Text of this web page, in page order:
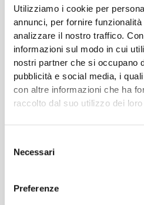
Utilizziamo i cookie per
annunci, per fornire
analizzare il nostro traffico.
informazioni sul modo in cui
nostri partner che si occupano
pubblicità e social media, i
con altre informazioni che ha
raccolto dal suo utilizzo dei
delNecessari
Preferenze
Totale libertà di
comoda e rilassata per un
TAGLIA CONSIGLIATA
MISURE CORPOREE